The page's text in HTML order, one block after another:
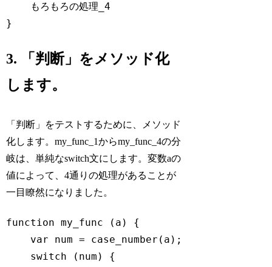
    もろもろの処理_4
}
3. 「判断」をメソッド化
します。
「判断」をテストするために、メソッド
化します。my_func_1からmy_func_4の分
岐は、単純なswitch文にします。変数aの
値によって、4通りの処理があることが
一目瞭然になりました。
function my_func ( a ) {
var num = case_number(a);
switch (num) {